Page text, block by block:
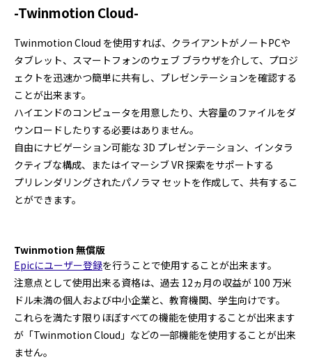
-Twinmotion Cloud-
Twinmotion Cloud を使用すれば、クライアントがノートPCや
タブレット、スマートフォンのウェブ ブラウザを介して、プロジ
ェクトを迅速かつ簡単に共有し、プレゼンテーションを確認する
ことが出来ます。
ハイエンドのコンピュータを用意したり、大容量のファイルをダ
ウンロードしたりする必要はありません。
自由にナビゲーション可能な 3D プレゼンテーション、インタラ
クティブな構成、またはイマーシブ VR 探索をサポートする
プリレンダリングされたパノラマ セットを作成して、共有するこ
とができます。
Twinmotion 無償版
Epicにユーザー登録を行うことで使用することが出来ます。
注意点として使用出来る資格は、過去 12ヵ月の収益が 100 万米
ドル未満の個人および中小企業と、教育機関、学生向けです。
これらを満たす限りほぼすべての機能を使用することが出来ます
が「Twinmotion Cloud」などの一部機能を使用することが出来
ません。